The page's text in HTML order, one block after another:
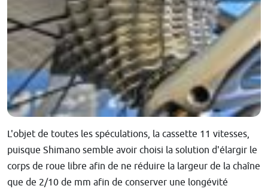
L'objet de toutes les spéculations, la cassette 11 vitesses,
puisque Shimano semble avoir choisi la solution d'élargir le
corps de roue libre afin de ne réduire la largeur de la chaîne
que de 2/10 de mm afin de conserver une longévité